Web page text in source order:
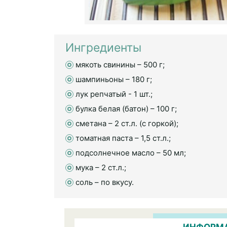
Ингредиенты
мякоть свинины – 500 г;
шампиньоны – 180 г;
лук репчатый - 1 шт.;
булка белая (батон) – 100 г;
сметана – 2 ст.л. (с горкой);
томатная паста – 1,5 ст.л.;
подсолнечное масло – 50 мл;
мука – 2 ст.л.;
соль – по вкусу.